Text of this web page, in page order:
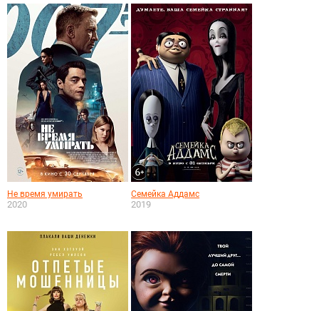
Не время умирать
2020
Семейка Аддамс
2019